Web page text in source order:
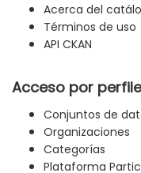
Acerca del
Términos de uso
API CKAN
Acceso por
Conjuntos de
Organizaciones
Categorías
Plataforma